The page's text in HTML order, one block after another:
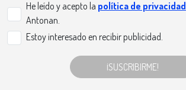
He leído y acepto la política de privacidad
Antonan.
Estoy interesado en recibir publicidad.
¡SUSCRIBIRME!